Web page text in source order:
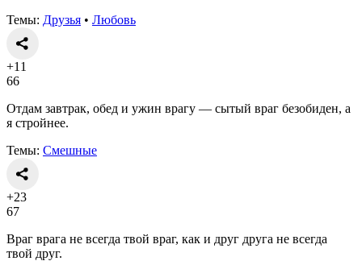
Темы: Друзья • Любовь
+11
66
Отдам завтрак, обед и ужин врагу — сытый враг безобиден, а
я стройнее.
Темы: Смешные
+23
67
Враг врага не всегда твой враг, как и друг друга не всегда
твой друг.